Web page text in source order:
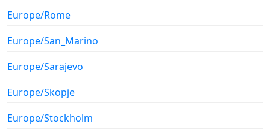
Europe/Rome
Europe/San_Marino
Europe/Sarajevo
Europe/Skopje
Europe/Stockholm